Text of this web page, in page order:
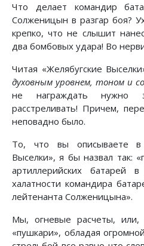
Что делает командир
Солженицын в разгар боя?
крепко, что не слышит
два бомбовых удара! Во
Читая «Желябугские
духовным уровнем, тоном и
не награждать нужно
расстреливать! Причем,
неповадно было.
То, что вы описываете в
Выселки», я бы назвал так:
артиллерийских батарей в
халатности командира
лейтенанта Солженицына».
Мы, огневые расчеты,
«пушкари», обладая